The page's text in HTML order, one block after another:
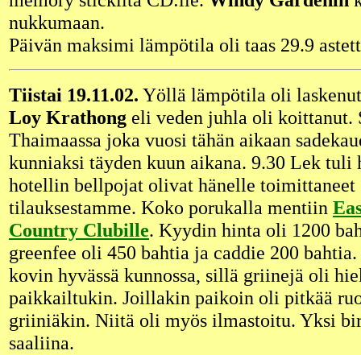
nukkumaan.
Päivän maksimi lämpötila oli taas 29.9
Tiistai 19.11.02. Yöllä lämpötila oli laskenut
Loy Krathong eli veden juhla oli koittanut.
Thaimaassa joka vuosi tähän aikaan
kunniaksi täyden kuun aikana. 9.30 Lek tuli
hotellin bellpojat olivat hänelle toimittaneet
tilauksestamme. Koko porukalla mentiin
Country Clubille. Kyydin hinta oli 1200
greenfee oli 450 bahtia ja caddie 200
kovin hyvässä kunnossa, sillä griinejä oli
paikkailtukin. Joillakin paikoin oli pitkää
griiniäkin. Niitä oli myös ilmastoitu. Yksi
saaliina.